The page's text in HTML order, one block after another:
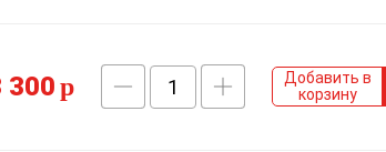
300p
Добавить в
корзину